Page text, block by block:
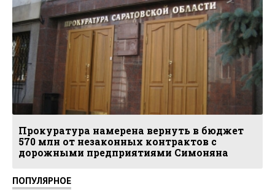
Прокуратура намерена вернуть в бюджет
570 млн от незаконных контрактов с
дорожными предприятиями Симоняна
ПОПУЛЯРНОЕ